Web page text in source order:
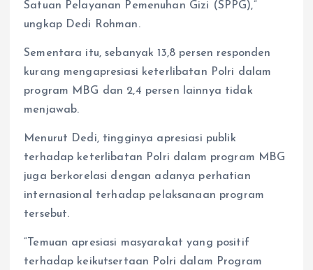
Satuan Pelayanan Pemenuhan Gizi (SPPG),”
ungkap Dedi Rohman.
Sementara itu, sebanyak 13,8 persen responden
kurang mengapresiasi keterlibatan Polri dalam
program MBG dan 2,4 persen lainnya tidak
menjawab.
Menurut Dedi, tingginya apresiasi publik
terhadap keterlibatan Polri dalam program MBG
juga berkorelasi dengan adanya perhatian
internasional terhadap pelaksanaan program
tersebut.
“Temuan apresiasi masyarakat yang positif
terhadap keikutsertaan Polri dalam Program